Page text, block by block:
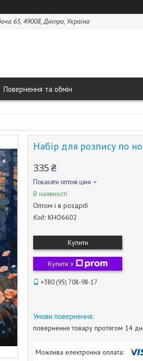
65, 49008, Дніпро, Україна
Повернення та обмін
Набір для розпису по
335 ₴
Показати оптові ціни
В наявності
Оптом і в роздріб
Код: КНО6602
Купити
Купити з
+380 (95) 708-98-17
повернення товару протягом 14